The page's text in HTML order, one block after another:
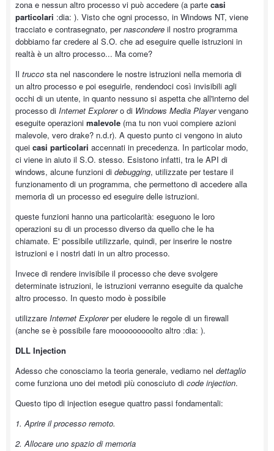
zona e nessun altro processo vi può accedere (a parte casi
particolari :dia: ). Visto che ogni processo, in Windows NT, viene
tracciato e contrasegnato, pernascondere il nostro programma
dobbiamo far credere al S.O. che ad eseguire quelle istruzioni in
realtà è un altro processo... Ma come?
Il trucco sta nel nascondere le nostre istruzioni nella memoria di
un altro processo e poi eseguirle, rendendoci così invisibili agli
occhi di un utente, in quanto nessuno si aspetta che all'interno del
processo di Internet Explorero di Windows Media Playervengano
eseguite operazioni malevole (ma tu non vuoi compiere azioni
malevole, vero drake? n.d.r). A questo punto ci vengono in aiuto
quei casi particolari accennati in precedenza. In particolar modo,
ci viene in aiuto il S.O. stesso. Esistono infatti, tra le API di
windows, alcune funzioni di debugging, utilizzate per testare il
funzionamento di un programma, che permettono di accedere alla
memoria di un processo ed eseguire delle istruzioni.
queste funzioni hanno una particolarità: eseguono le loro
operazioni su di un processo diverso da quello che le ha
chiamate. E' possibile utilizzarle, quindi, per inserire le nostre
istruzioni e i nostri dati in un altro processo.
Invece di rendere invisibile il processo che deve svolgere
determinate istruzioni, le istruzioni verranno eseguite da qualche
altro processo. In questo modo è possibile
utilizzare Internet Explorerper eludere le regole di un firewall
(anche se è possibile fare mooooooooolto altro :dia: ).
DLL Injection
Adesso che conosciamo la teoria generale, vediamo nel dettaglio
come funziona uno dei metodi più conosciuto di code injection.
Questo tipo di injection esegue quattro passi fondamentali:
1. Aprire il processo remoto.
2. Allocare uno spazio di memoria